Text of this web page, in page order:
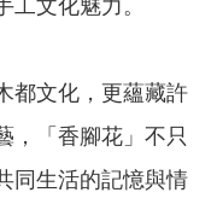
都文化，更蘊藏許
，「香腳花」不只
同生活的記憶與情